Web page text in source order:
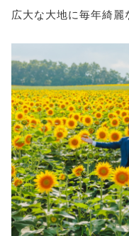
広大な大地に毎年綺麗